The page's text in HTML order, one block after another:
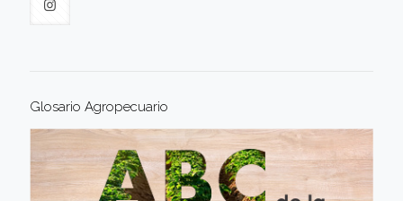
Glosario Agropecuario